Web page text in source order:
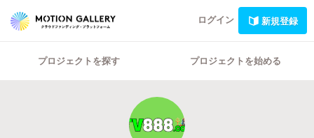
ログイン 新規登録
プロジェクトを探す プロジェクトを始める